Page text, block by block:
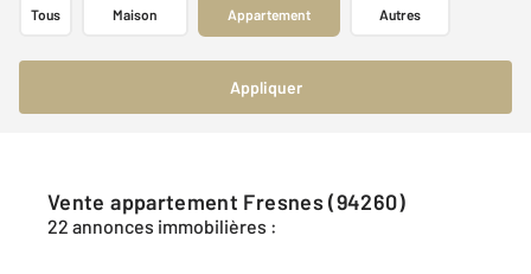
Tous Maison Appartement Autres
Appliquer
Vente appartement Fresnes (94260)
22 annonces immobilières :